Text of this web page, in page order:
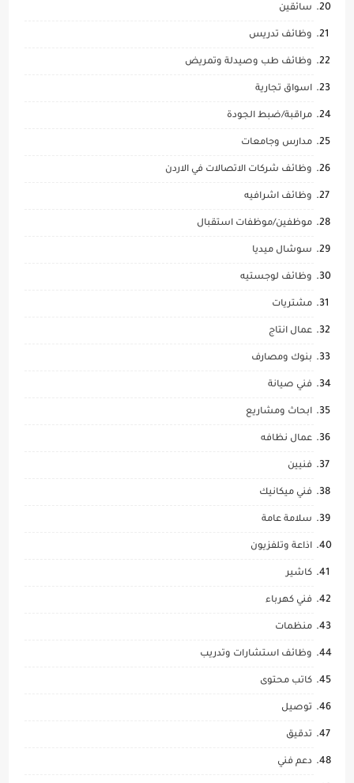
سائقين
وظائف تدريس
وظائف طب وصيدلة وتمريض
اسواق تجارية
مراقبة/ضبط الجودة
مدارس وجامعات
وظائف شركات الاتصالات في الاردن
وظائف اشرافيه
موظفين/موظفات استقبال
سوشال ميديا
وظائف لوجستيه
مشتريات
عمال انتاج
بنوك ومصارف
فني صيانة
ابحاث ومشاريع
عمال نظافه
فنيين
فني ميكانيك
سلامة عامة
اذاعة وتلفزيون
كاشير
فني كهرباء
منظمات
وظائف استشارات وتدريب
كاتب محتوى
توصيل
تدقيق
دعم فني